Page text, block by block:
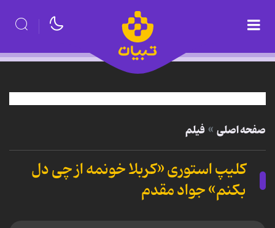
صفحه اصلی فیلم
کلیپ استوری «کربلا خونمه از چی دل
بکنم» جواد مقدم